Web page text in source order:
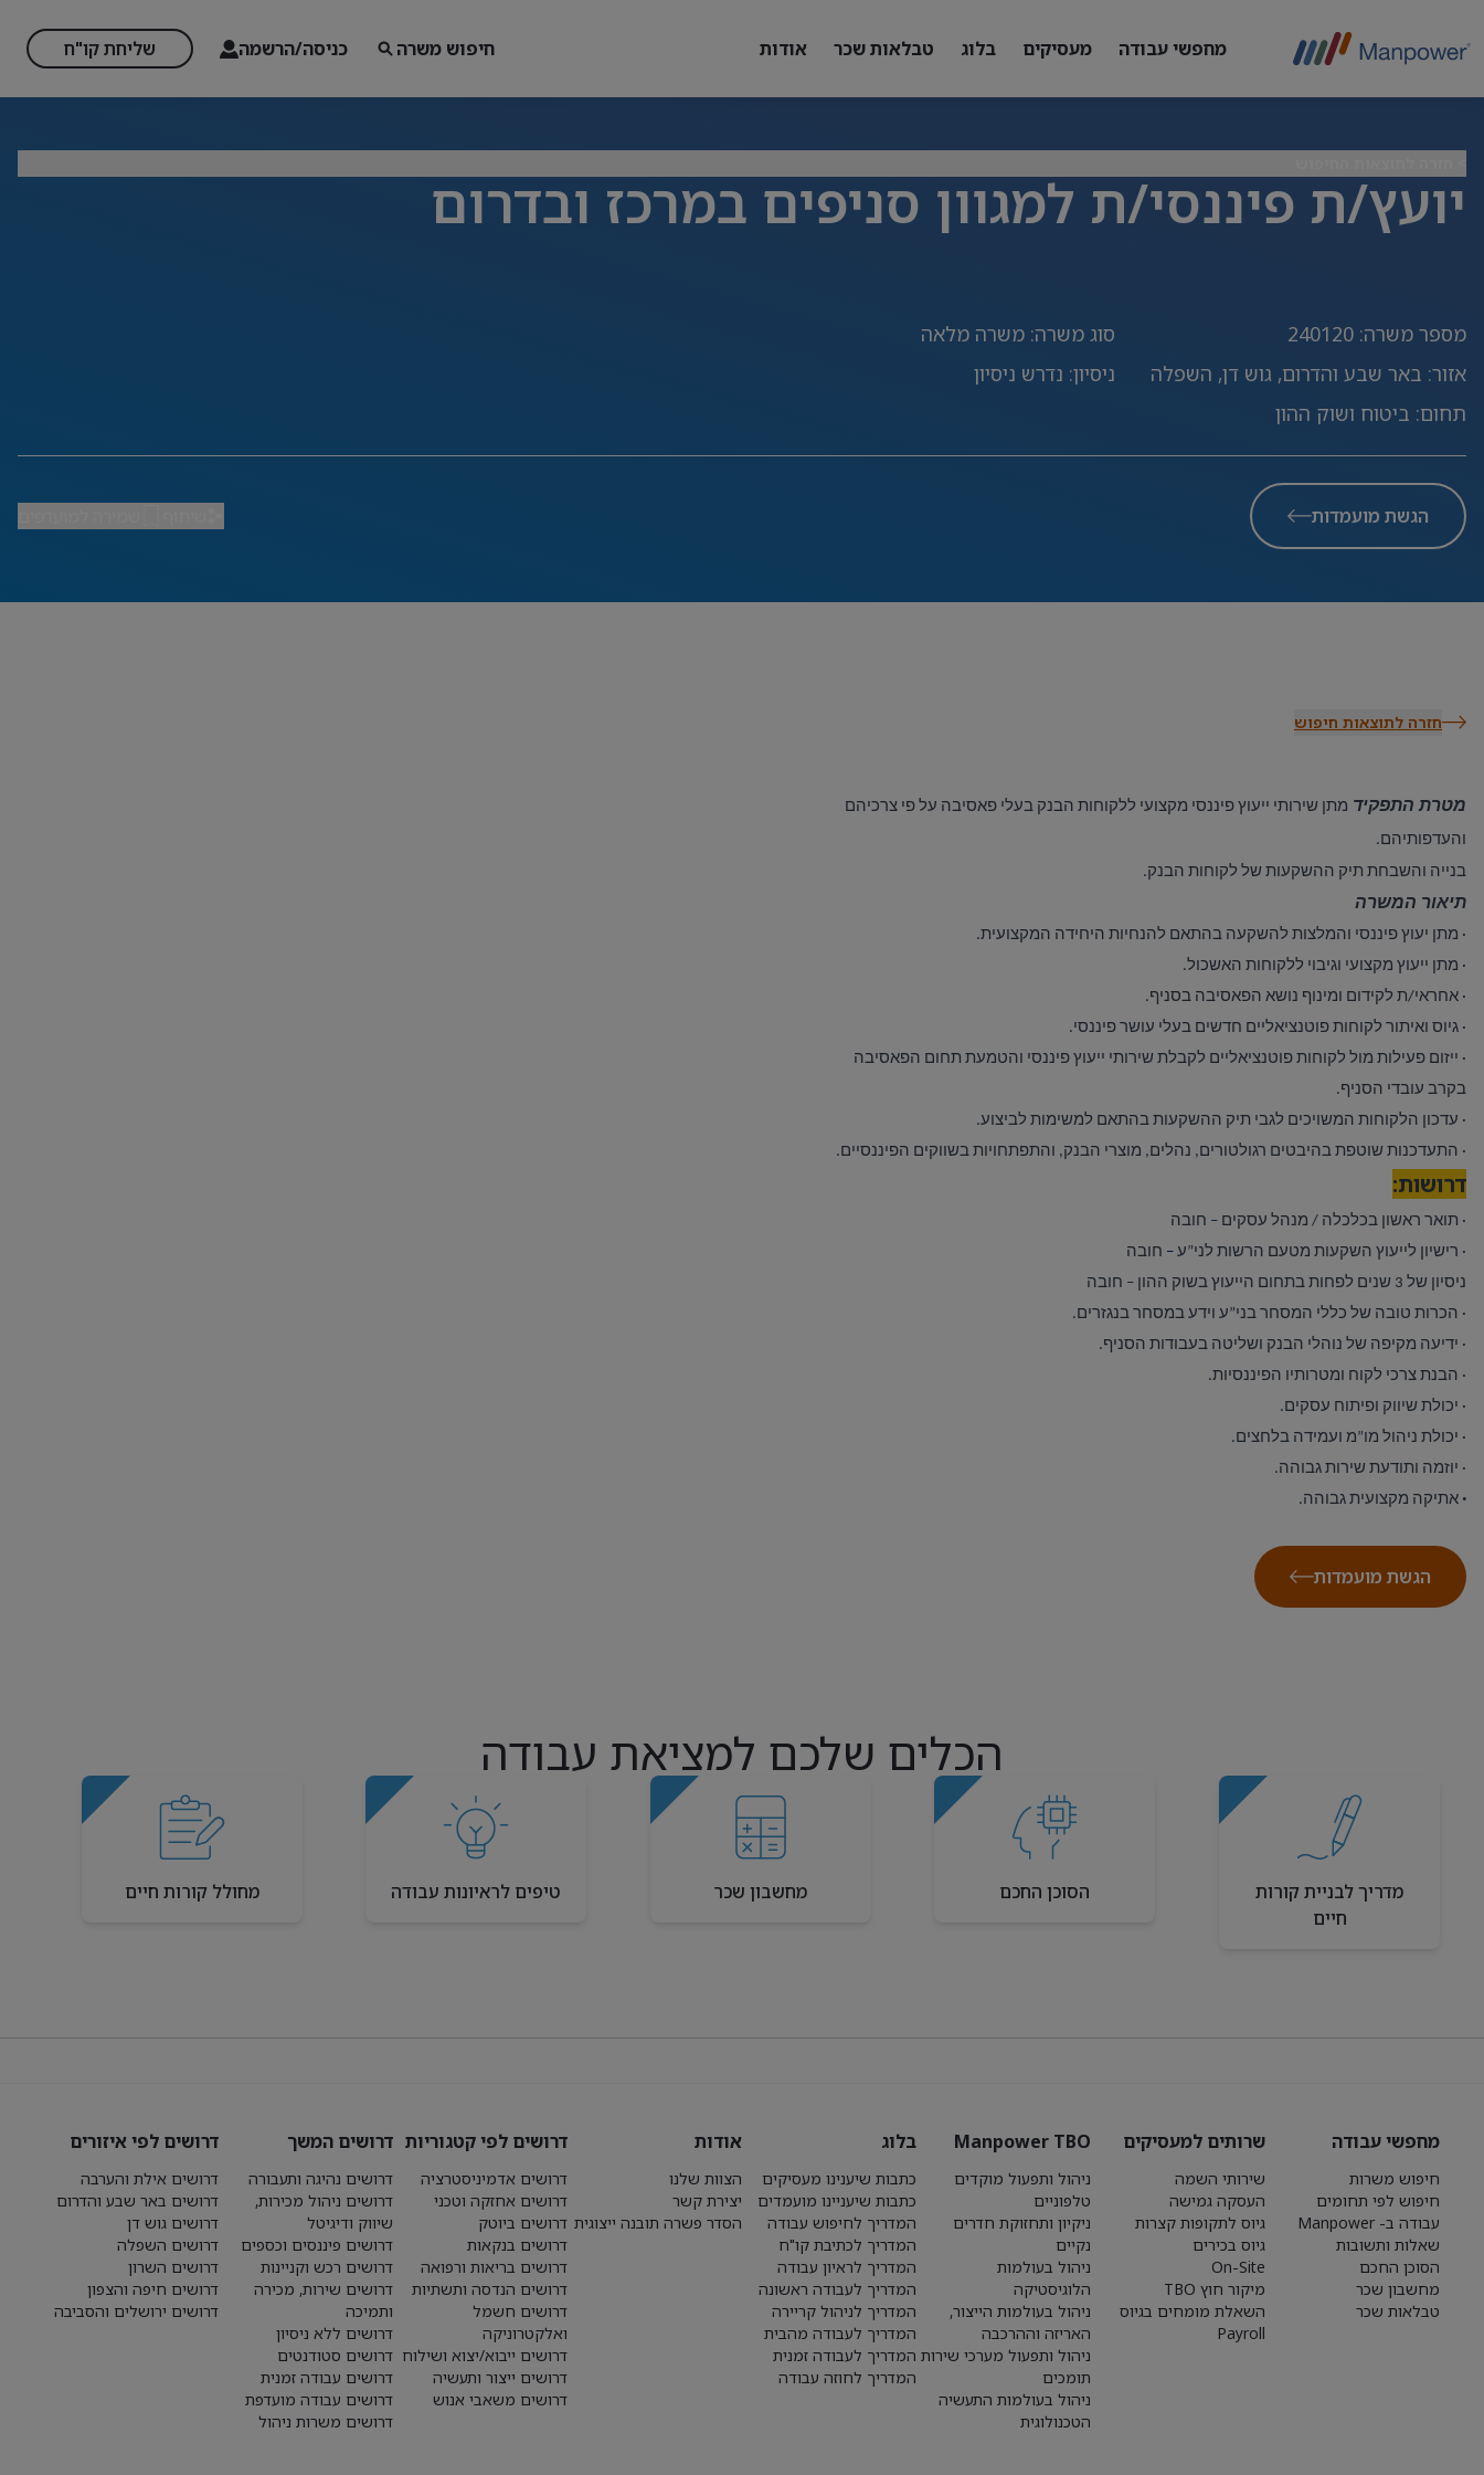
מחפשי עבודה מעסיקים בלוג טבלאות שכר אודות חיפוש משרה כניסה/הרשמה שליחת קו"ח
יועץ/ת פיננסי/ת למגוון סניפים במרכז ובדרום
מספר משרה:
240120 סוג משרה: משרה מלאה
אזור: באר שבע והדרום, גוש דן, השפלה ניסיון: נדרש ניסיון
תחום: ביטוח ושוק ההון
הגשת מועמדות
חזרה לתוצאות חיפוש
מטרת התפקיד מתן שירותי ייעוץ פיננסי מקצועי ללקוחות הבנק בעלי פאסיבה על פי צרכיהם
והעדפותיהם.
בנייה והשבחת תיק ההשקעות של לקוחות הבנק.
תיאור המשרה
· מתן יעוץ פיננסי והמלצות להשקעה בהתאם להנחיות היחידה המקצועית.
· מתן ייעוץ מקצועי וגיבוי ללקוחות האשכול.
· אחראי/ת לקידום ומינוף נושא הפאסיבה בסניף.
· גיוס ואיתור לקוחות פוטנציאליים חדשים בעלי עושר פיננסי.
· ייזום פעילות מול לקוחות פוטנציאליים לקבלת שירותי ייעוץ פיננסי והטמעת תחום הפאסיבה
בקרב עובדי הסניף.
· עדכון הלקוחות המשויכים לגבי תיק ההשקעות בהתאם למשימות לביצוע.
· התעדכנות שוטפת בהיבטים רגולטורים, נהלים, מוצרי הבנק, והתפתחויות בשווקים הפיננסיים.
דרושות:
· תואר ראשון בכלכלה / מנהל עסקים – חובה
· רישיון לייעוץ השקעות מטעם הרשות לני”ע – חובה
ניסיון של 3 שנים לפחות בתחום הייעוץ בשוק ההון – חובה
· הכרות טובה של כללי המסחר בני”ע וידע במסחר בנגזרים.
· ידיעה מקיפה של נוהלי הבנק ושליטה בעבודות הסניף.
· הבנת צרכי לקוח ומטרותיו הפיננסיות.
· יכולת שיווק ופיתוח עסקים.
· יכולת ניהול מו”מ ועמידה בלחצים.
· יוזמה ותודעת שירות גבוהה.
· אתיקה מקצועית גבוהה.
הגשת מועמדות
הכלים שלכם למציאת עבודה
מדריך לבניית קורות
חיים
הסוכן החכם מחשבון שכר טיפים לראיונות עבודה מחולל קורות חיים
מחפשי עבודה
חיפוש משרות
חיפוש לפי תחומים
עבודה ב- Manpower
שאלות ותשובות
הסוכן החכם
מחשבון שכר
טבלאות שכר
שרותים למעסיקים
שירותי השמה
העסקה גמישה
גיוס לתקופות קצרות
גיוס בכירים
On-Site
מיקור חוץ TBO
השאלת מומחים בגיוס
Payroll
Manpower TBO
ניהול ותפעול מוקדים
טלפוניים
ניקיון ותחזוקת חדרים
נקיים
ניהול בעולמות
הלוגיסטיקה
ניהול בעולמות הייצור,
האריזה וההרכבה
ניהול ותפעול מערכי שירות
תומכים
ניהול בעולמות התעשיה
הטכנולוגית
בלוג
כתבות שיענינו מעסיקים
כתבות שיעניינו מועמדים
המדריך לחיפוש עבודה
המדריך לכתיבת קו"ח
המדריך לראיון עבודה
המדריך לעבודה ראשונה
המדריך לניהול קריירה
המדריך לעבודה מהבית
המדריך לעבודה זמנית
המדריך לחוזה עבודה
אודות
הצוות שלנו
יצירת קשר
הסדר פשרה תובנה ייצוגית
דרושים לפי קטגוריות
דרושים אדמיניסטרציה
דרושים אחזקה וטכני
דרושים ביוטק
דרושים בנקאות
דרושים בריאות ורפואה
דרושים הנדסה ותשתיות
דרושים חשמל
ואלקטרוניקה
דרושים ייבוא/יצוא ושילוח
דרושים ייצור ותעשיה
דרושים משאבי אנוש
דרושים המשך
דרושים נהיגה ותעבורה
דרושים ניהול מכירות,
שיווק ודיגיטל
דרושים פיננסים וכספים
דרושים רכש וקניינות
דרושים שירות, מכירה
ותמיכה
דרושים ללא ניסיון
דרושים סטודנטים
דרושים עבודה זמנית
דרושים עבודה מועדפת
דרושים משרות ניהול
דרושים לפי איזורים
דרושים אילת והערבה
דרושים באר שבע והדרום
דרושים גוש דן
דרושים השפלה
דרושים השרון
דרושים חיפה והצפון
דרושים ירושלים והסביבה